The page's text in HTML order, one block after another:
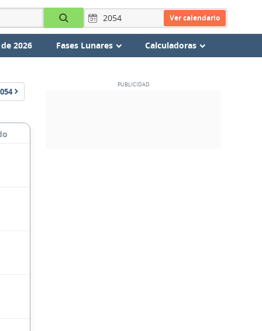
Ver calendario
2026 Fases Lunares Calculadoras